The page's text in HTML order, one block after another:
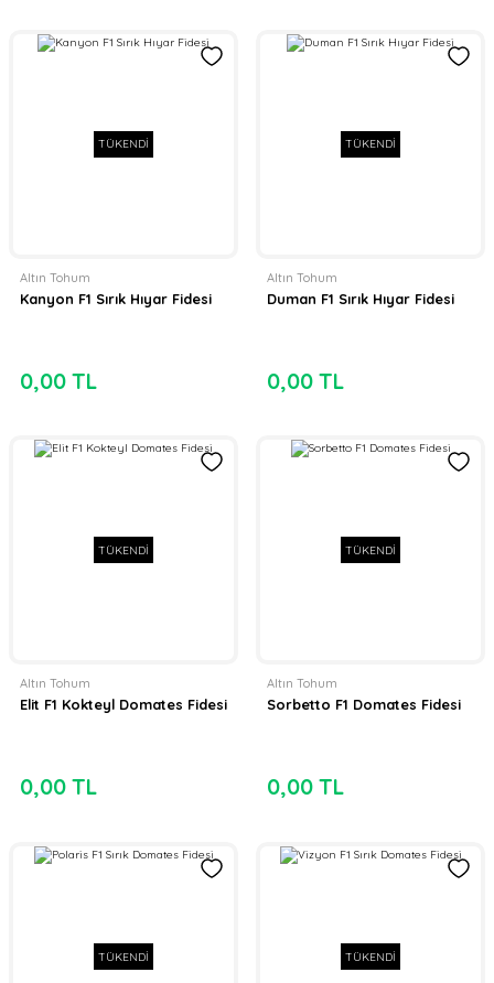
TÜKENDİ
Altın Tohum
Kanyon F1 Sırık Hıyar Fidesi
0,00 TL
TÜKENDİ
Altın Tohum
Duman F1 Sırık Hıyar Fidesi
0,00 TL
TÜKENDİ
Altın Tohum
Elit F1 Kokteyl Domates Fidesi
0,00 TL
TÜKENDİ
Altın Tohum
Sorbetto F1 Domates Fidesi
0,00 TL
TÜKENDİ TÜKENDİ